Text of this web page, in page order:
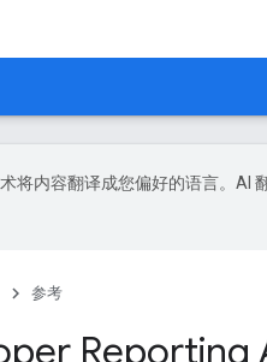
将内容翻译成您偏好的语言。AI
参考
Reporting